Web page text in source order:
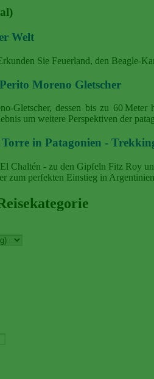
Welt
Sie Feuerland, den
Moreno Gletscher
dessen bis zu 60
um weitere Perspektiven der
in Patagonien -
Chaltén - zu den Gipfeln Fitz Roy
zum perfekten Einstieg in